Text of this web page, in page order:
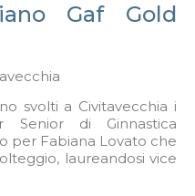
Gaf Gold
svolti a Civitavecchia i
Senior di Ginnastica
per Fabiana Lovato che
laureandosi vice